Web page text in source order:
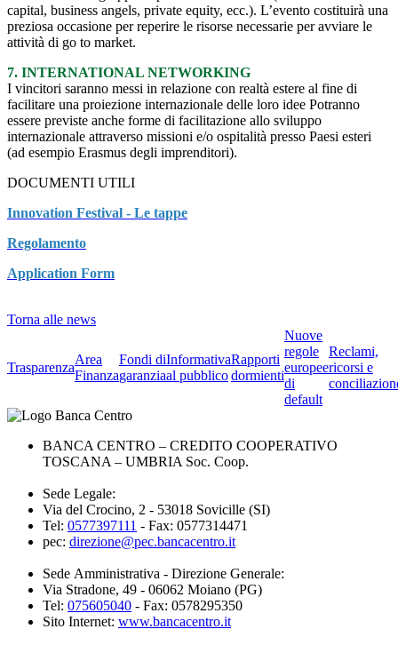
capital, business angels, private equity, ecc.). L’evento costituirà una
preziosa occasione per reperire le risorse necessarie per avviare le
attività di go to market.
7. INTERNATIONAL NETWORKING
I vincitori saranno messi in relazione con realtà estere al fine di
facilitare una proiezione internazionale delle loro idee Potranno
essere previste anche forme di facilitazione allo sviluppo
internazionale attraverso missioni e/o ospitalità presso Paesi esteri
(ad esempio Erasmus degli imprenditori).
DOCUMENTI UTILI
Innovation Festival - Le tappe
Regolamento
Application Form
Torna alle news
Trasparenza
Area
Finanza
Fondi di
garanzia
Informativa
al pubblico
Rapporti
dormienti
Nuove
regole
europee
di
default
Reclami,
ricorsi e
BANCA CENTRO – CREDITO COOPERATIVO
TOSCANA – UMBRIA Soc. Coop.
Sede Legale:
Via del Crocino, 2 - 53018 Sovicille (SI)
Tel: 0577397111 - Fax: 0577314471
pec: direzione@pec.bancacentro.it
Sede Amministrativa - Direzione Generale:
Via Stradone, 49 - 06062 Moiano (PG)
Tel: 075605040 - Fax: 0578295350
Sito Internet: www.bancacentro.it